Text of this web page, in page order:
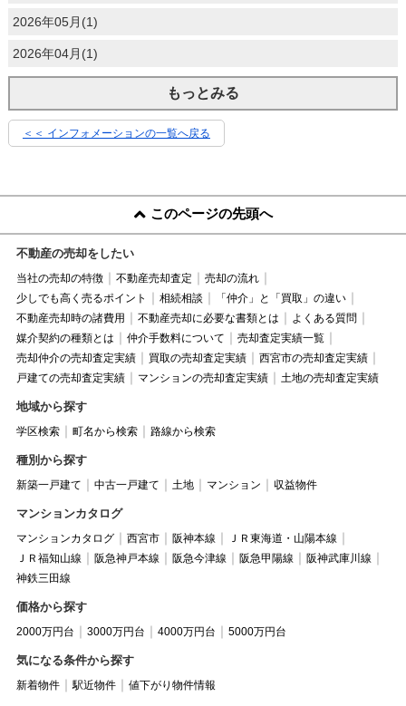
2026年05月(1)
2026年04月(1)
もっとみる
＜＜ インフォメーションの一覧へ戻る
このページの先頭へ
不動産の売却をしたい
当社の売却の特徴 不動産売却査定
売却の流れ
少しでも高く売るポイント
相続相談
「仲介」と「買取」の違い
不動産売却時の諸費用
不動産売却に必要な書類とは
よくある質問
媒介契約の種類とは
仲介手数料について
売却査定実績一覧
売却仲介の売却査定実績
買取の売却査定実績
西宮市の売却査定実績
戸建ての売却査定実績
マンションの売却査定実績 土地の売却査定実績
地域から探す
学区検索 町名から検索 路線から検索
種別から探す
新築一戸建て 中古一戸建て 土地 マンション 収益物件
マンションカタログ
マンションカタログ 西宮市 阪神本線
ＪＲ東海道・山陽本線
ＪＲ福知山線
阪急神戸本線 阪急今津線 阪急甲陽線
阪神武庫川線
神鉄三田線
価格から探す
2000万円台 3000万円台 4000万円台 5000万円台
気になる条件から探す
新着物件 駅近物件 値下がり物件情報